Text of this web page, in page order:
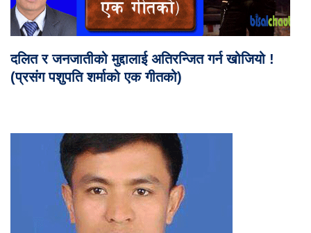
दलित र जनजातीको मुद्दालाई अतिरन्जित गर्न खोजियो !
(प्रसंग पशुपति शर्माको एक गीतको)